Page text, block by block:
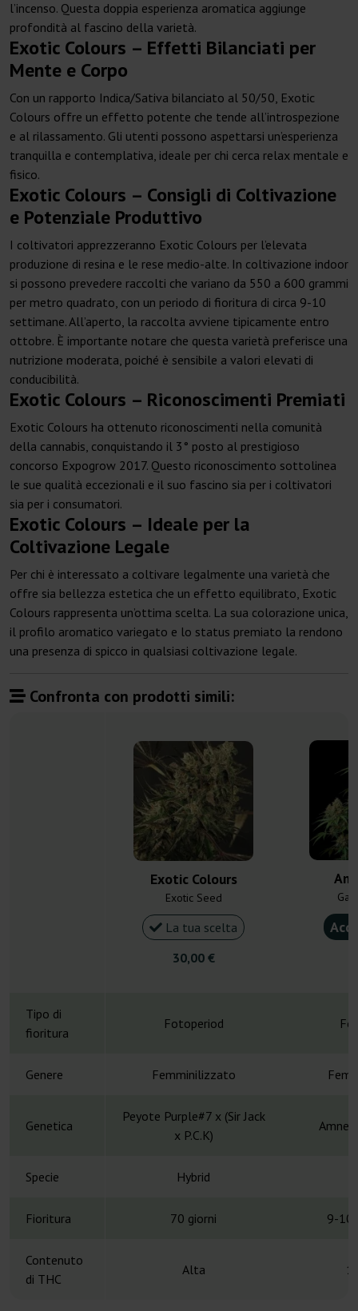
l’incenso. Questa doppia esperienza aromatica aggiunge
profondità al fascino della varietà.
Exotic Colours – Effetti Bilanciati per
Mente e Corpo
Con un rapporto Indica/Sativa bilanciato al 50/50, Exotic
Colours offre un effetto potente che tende all’introspezione
e al rilassamento. Gli utenti possono aspettarsi un’esperienza
tranquilla e contemplativa, ideale per chi cerca relax mentale e
fisico.
Exotic Colours – Consigli di Coltivazione
e Potenziale Produttivo
I coltivatori apprezzeranno Exotic Colours per l’elevata
produzione di resina e le rese medio-alte. In coltivazione indoor
si possono prevedere raccolti che variano da 550 a 600 grammi
per metro quadrato, con un periodo di fioritura di circa 9-10
settimane. All’aperto, la raccolta avviene tipicamente entro
ottobre. È importante notare che questa varietà preferisce una
nutrizione moderata, poiché è sensibile a valori elevati di
conducibilità.
Exotic Colours – Riconoscimenti Premiati
Exotic Colours ha ottenuto riconoscimenti nella comunità
della cannabis, conquistando il 3° posto al prestigioso
concorso Expogrow 2017. Questo riconoscimento sottolinea
le sue qualità eccezionali e il suo fascino sia per i coltivatori
sia per i consumatori.
Exotic Colours – Ideale per la
Coltivazione Legale
Per chi è interessato a coltivare legalmente una varietà che
offre sia bellezza estetica che un effetto equilibrato, Exotic
Colours rappresenta un’ottima scelta. La sua colorazione unica,
il profilo aromatico variegato e lo status premiato la rendono
una presenza di spicco in qualsiasi coltivazione legale.
Confronta con prodotti simili:
Exotic Colours
Exotic Seed
La tua scelta
30,00 €
Tipo di
fioritura
Fotoperiod
Genere Femminilizzato
Genetica
Peyote Purple#7 x (Sir Jack
x P.C.K)
Specie Hybrid
Fioritura 70 giorni 9-10
Contenuto
di THC
Alta